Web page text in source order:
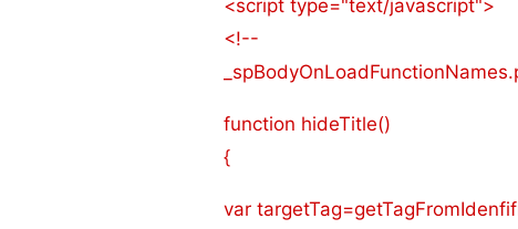
<script type="text/javascript">
<!--
function hideTitle()
{
var